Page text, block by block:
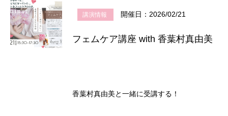
講演情報 開催日：2026/02/21
フェムケア講座 with 香葉村真由美
香葉村真由美と一緒に受講する！